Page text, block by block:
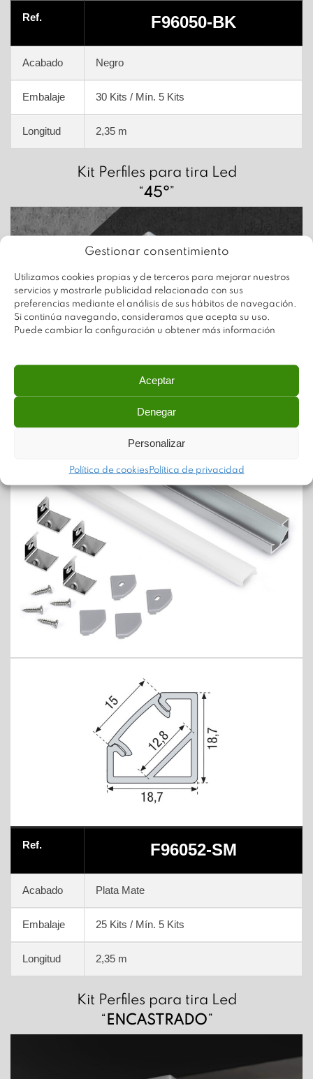
Gestionar consentimiento
Utilizamos cookies propias y de terceros para mejorar nuestros
servicios y mostrarle publicidad relacionada con sus
preferencias mediante el análisis de sus hábitos de navegación.
Si continúa navegando, consideramos que acepta su uso.
Puede cambiar la configuración u obtener más información
Aceptar
Denegar
Personalizar
Política de cookies Política de privacidad
Ref. F96050-BK
Acabado Negro
Embalaje 30 Kits / Mín. 5 Kits
Longitud 2,35 m
Kit Perfiles para tira Led
“45º”
Ref. F96052-SM
Acabado Plata Mate
Embalaje 25 Kits / Mín. 5 Kits
Longitud 2,35 m
Kit Perfiles para tira Led
“ ENCASTRADO”